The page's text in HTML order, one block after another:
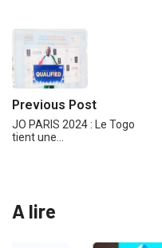
Previous Post
JO PARIS 2024 : Le Togo
tient une…
A lire